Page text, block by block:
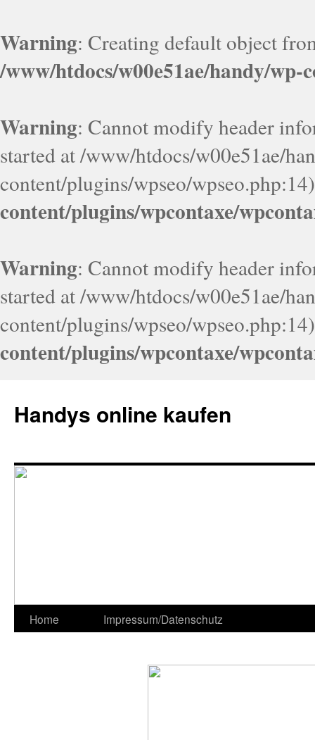
Warning: Creating default object
/www/htdocs/w00e51ae/handy/wp-
Warning: Cannot modify header
started at /www/htdocs/w00e51ae/
content/plugins/wpseo/
content/plugins/wpcontaxe/
Warning: Cannot modify header
started at /www/htdocs/w00e51ae/
content/plugins/wpseo/
content/plugins/wpcontaxe/
Handys online kaufen
Home Impressum/Datenschutz